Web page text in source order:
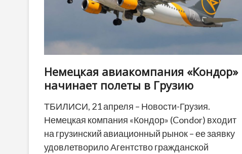
Немецкая авиакомпания «Кондор»
начинает полеты в Грузию
ТБИЛИСИ, 21 апреля – Новости-Грузия.
Немецкая компания «Кондор» (Condor) входит
на грузинский авиационный рынок – ее заявку
удовлетворило Агентство гражданской